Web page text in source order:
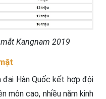
Kangnam 2019
đại Hàn Quốc kết hợp đội
môn cao, nhiều năm kinh